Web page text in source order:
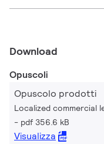
Download
Opuscoli
Opuscolo prodotti
Localized commercial
pdf 356.6 kB
Visualizza